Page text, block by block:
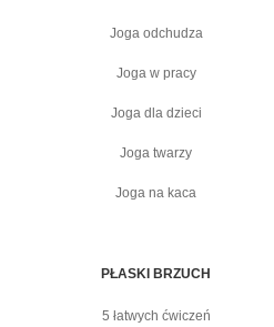
Joga odchudza
Joga w pracy
Joga dla dzieci
Joga twarzy
Joga na kaca
PŁASKI BRZUCH
5 łatwych ćwiczeń